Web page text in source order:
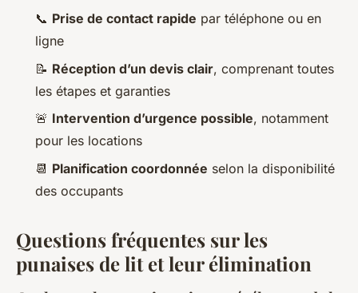
📞 Prise de contact rapide par téléphone ou en
ligne
📝 Réception d’un devis clair, comprenant toutes
les étapes et garanties
🚨 Intervention d’urgence possible, notamment
pour les locations
📆 Planification coordonnée selon la disponibilité
des occupants
Questions fréquentes sur les
punaises de lit et leur élimination